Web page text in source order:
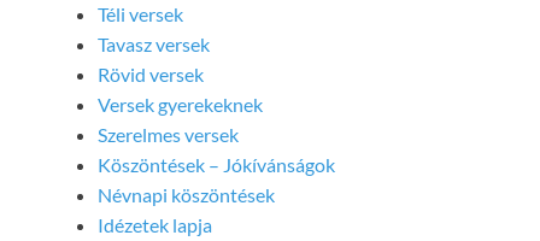
Téli versek
Tavasz versek
Rövid versek
Versek gyerekeknek
Szerelmes versek
Köszöntések – Jókívánságok
Névnapi köszöntések
Idézetek lapja